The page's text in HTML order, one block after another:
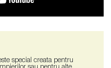
special creata pentru